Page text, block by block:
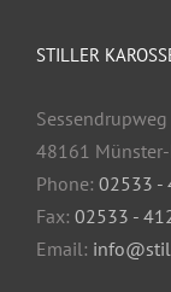
STILLER
48161
Phone: 02533 -
Fax: 02533 -
Email: